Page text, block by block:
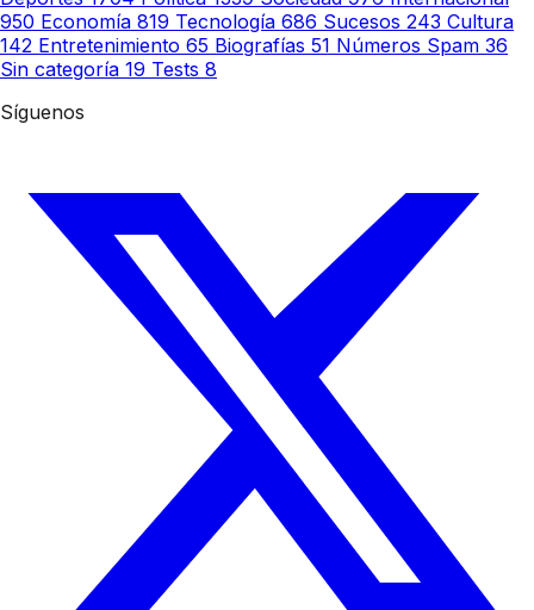
950 Economía 819 Tecnología 686 Sucesos 243 Cultura
142 Entretenimiento 65 Biografías 51 Números Spam 36
Sin categoría 19 Tests 8
Síguenos